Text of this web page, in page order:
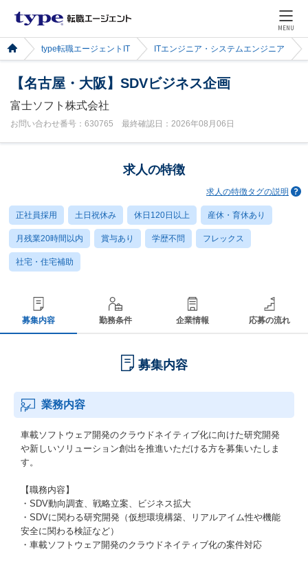
MENU
type転職エージェントIT ITエンジニア・システムエンジニア
【名古屋・大阪】SDVビジネス企画
富士ソフト株式会社
お問い合わせ番号：630765 最終確認日：2026年08月06日
求人の特徴
求人の特徴タグの説明
正社員採用 土日祝休み 休日120日以上 産休・育休あり
月残業20時間以内 賞与あり 学歴不問 フレックス
社宅・住宅補助
募集内容 勤務条件 企業情報 応募の流れ
募集内容
業務内容
車載ソフトウェア開発のクラウドネイティブ化に向けた研究開発
や新しいソリューション創出を推進いただける方を募集いたしま
す。
【職務内容】
・SDV動向調査、戦略立案、ビジネス拡大
・SDVに関わる研究開発（仮想環境構築、リアルアイム性や機能
安全に関わる検証など）
・車載ソフトウェア開発のクラウドネイティブ化の案件対応